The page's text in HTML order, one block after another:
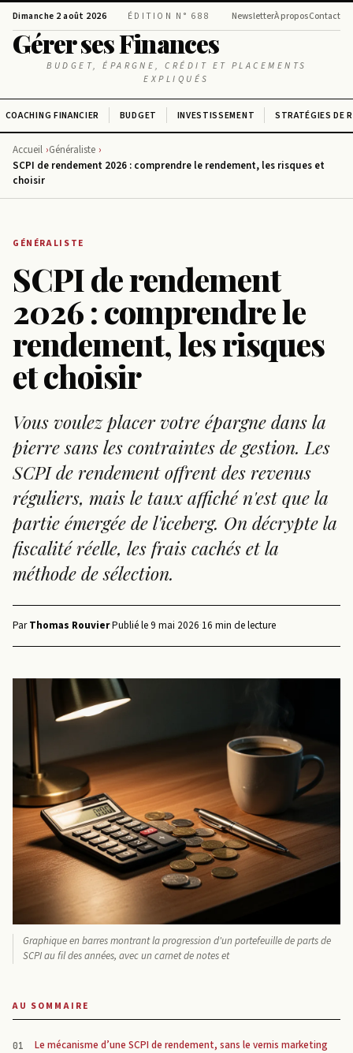
Dimanche 2 août 2026 ÉDITION N° 688 NewsletterÀ proposContact
Gérer ses Finances
BUDGET, ÉPARGNE, CRÉDIT ET PLACEMENTS
EXPLIQUÉS
COACHING FINANCIER BUDGET INVESTISSEMENT STRATÉGIES DE
Accueil Généraliste
SCPI de rendement 2026 : comprendre le rendement, les risques et
choisir
GÉNÉRALISTE
SCPI de rendement
2026 : comprendre le
rendement, les risques
et choisir
Vous voulez placer votre épargne dans la
pierre sans les contraintes de gestion. Les
SCPI de rendement offrent des revenus
réguliers, mais le taux affiché n'est que la
partie émergée de l'iceberg. On décrypte la
fiscalité réelle, les frais cachés et la
méthode de sélection.
ParThomas Rouvier·Publié le9 mai 2026·16 min de lecture
Graphique en barres montrant la progression d'un portefeuille de parts de
SCPI au fil des années, avec un carnet de notes et
AU SOMMAIRE
Le mécanisme d’une SCPI de rendement, sans le vernis marketing